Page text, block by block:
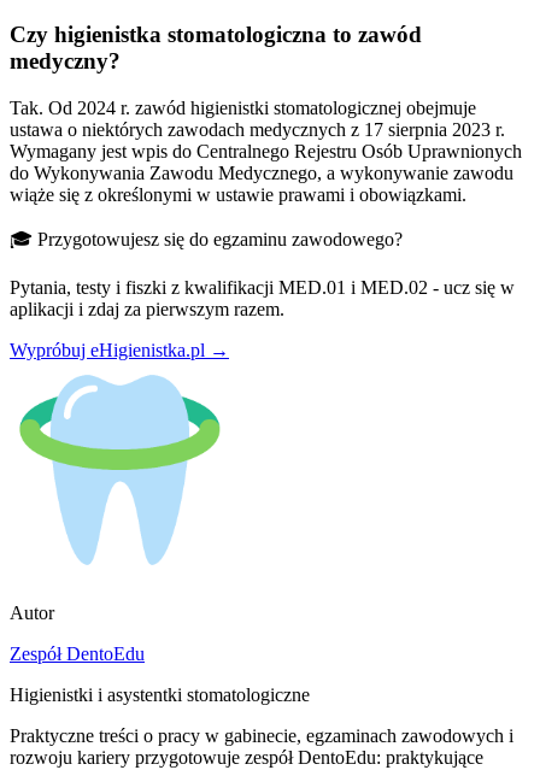
Czy higienistka stomatologiczna to zawód
medyczny?
Tak. Od 2024 r. zawód higienistki stomatologicznej obejmuje
ustawa o niektórych zawodach medycznych z 17 sierpnia 2023 r.
Wymagany jest wpis do Centralnego Rejestru Osób Uprawnionych
do Wykonywania Zawodu Medycznego, a wykonywanie zawodu
wiąże się z określonymi w ustawie prawami i obowiązkami.
🎓 Przygotowujesz się do egzaminu zawodowego?
Pytania, testy i fiszki z kwalifikacji MED.01 i MED.02 - ucz się w
aplikacji i zdaj za pierwszym razem.
Wypróbuj eHigienistka.pl →
Autor
Zespół DentoEdu
Higienistki i asystentki stomatologiczne
Praktyczne treści o pracy w gabinecie, egzaminach zawodowych i
rozwoju kariery przygotowuje zespół DentoEdu: praktykujące